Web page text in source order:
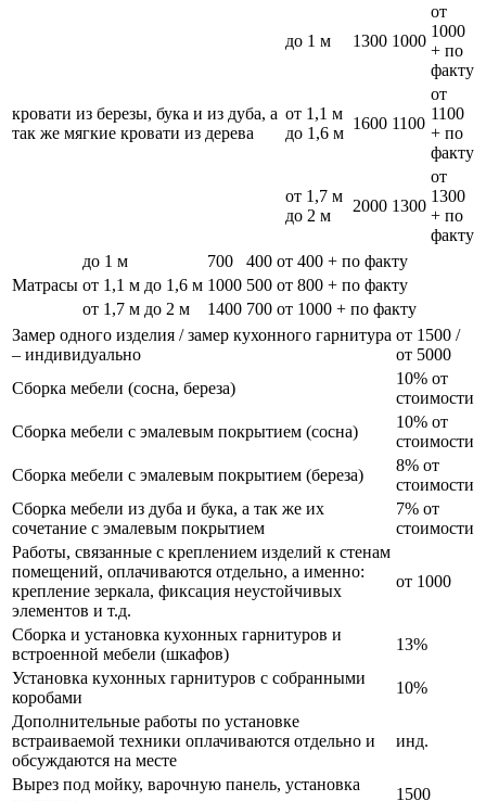
кровати из березы, бука и из дуба, а
так же мягкие кровати из дерева
до 1 м 1300 1000
от
1000
+ по
факту
от 1,1 м
до 1,6 м
1600 1100
от
1100
+ по
факту
от 1,7 м
до 2 м
2000 1300
от
1300
+ по
факту
Матрасы
до 1 м 700 400 от 400 + по факту
от 1,1 м до 1,6 м 1000 500 от 800 + по факту
от 1,7 м до 2 м
1400 700 от 1000 + по факту
Замер одного изделия / замер кухонного гарнитура
– индивидуально
от 1500 /
от 5000
Сборка мебели (сосна, береза)
10% от
стоимости
Сборка мебели с эмалевым покрытием (сосна)
10% от
стоимости
Сборка мебели с эмалевым покрытием (береза)
8% от
стоимости
Сборка мебели из дуба и бука, а так же их
сочетание с эмалевым покрытием
7% от
стоимости
Работы, связанные с креплением изделий к стенам
помещений, оплачиваются отдельно, а именно:
крепление зеркала, фиксация неустойчивых
элементов и т.д.
от 1000
Сборка и установка кухонных гарнитуров и
встроенной мебели (шкафов)
13%
Установка кухонных гарнитуров с собранными
коробами
10%
Дополнительные работы по установке
встраиваемой техники оплачиваются отдельно и
обсуждаются на месте
инд.
Вырез под мойку, варочную панель, установка
1500